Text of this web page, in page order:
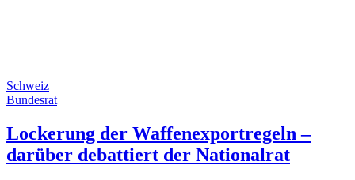
Schweiz
Bundesrat
Lockerung der Waffenexportregeln –
darüber debattiert der Nationalrat